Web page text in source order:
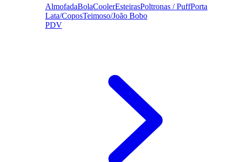
AlmofadaBolaCoolerEsteirasPoltronas / PuffPorta
Lata/CoposTeimoso/João Bobo
PDV